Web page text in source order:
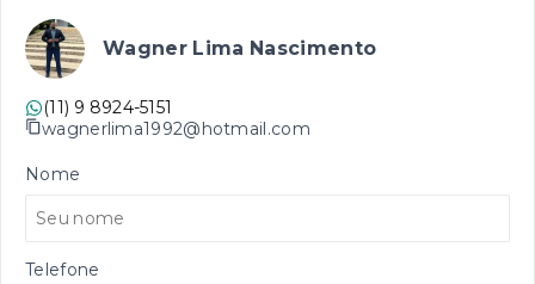
Wagner Lima Nascimento
(11) 9 8924-5151
wagnerlima1992@hotmail.com
Nome
Telefone